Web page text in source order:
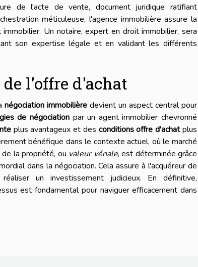
de l'acte de vente, document juridique ratifiant
méticuleuse, l'agence immobilière assure la
Un notaire, expert en droit immobilier, sera
son expertise légale et en validant les différents
l'offre d'achat
négociation immobilière devient un aspect central pour
de négociation par un agent immobilier chevronné
plus avantageux et des conditions offre d'achatplus
bénéfique dans le contexte actuel, où le marché
la propriété, ou valeur vénale, est déterminée grâce
dans la négociation. Cela assure à l'acquéreur de
un investissement judicieux. En définitive,
est fondamental pour naviguer efficacement dans